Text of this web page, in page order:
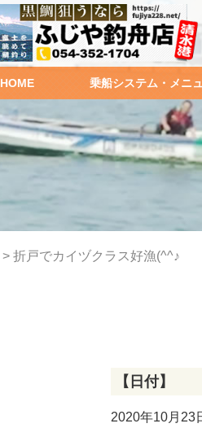
HOME 乗船システム・メニ
> 折戸でカイヅクラス好漁(^^♪
【日付】
2020年10月23